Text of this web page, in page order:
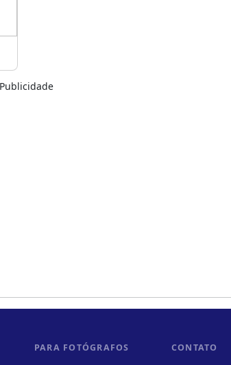
Publicidade
PARA FOTÓGRAFOS CONTATO